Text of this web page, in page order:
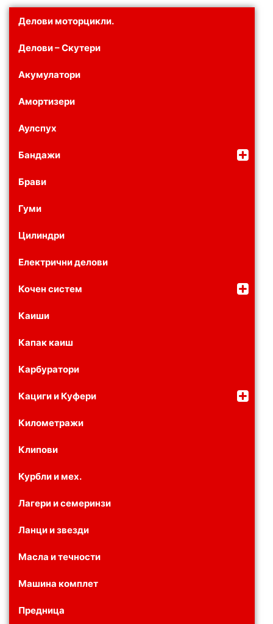
Делови моторцикли.
Делови – Скутери
Акумулатори
Амортизери
Аулспух
Бандажи
Брави
Гуми
Цилиндри
Електрични делови
Кочен систем
Каиши
Капак каиш
Карбуратори
Кациги и Куфери
Километражи
Клипови
Курбли и мех.
Лагери и семеринзи
Ланци и звезди
Масла и течности
Машина комплет
Предница